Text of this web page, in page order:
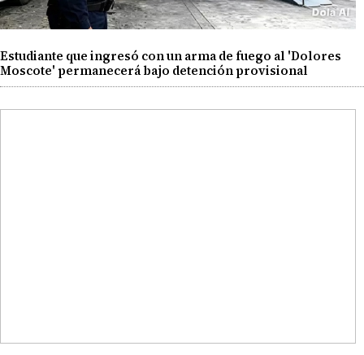
Estudiante que ingresó con un arma de fuego al 'Dolores
Moscote' permanecerá bajo detención provisional